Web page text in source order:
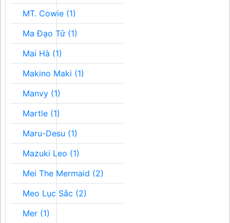
MT. Cowie (1)
Ma Đạo Tử (1)
Mai Hà (1)
Makino Maki (1)
Manvy (1)
Martle (1)
Maru-Desu (1)
Mazuki Leo (1)
Mei The Mermaid (2)
Meo Lục Sắc (2)
Mer (1)